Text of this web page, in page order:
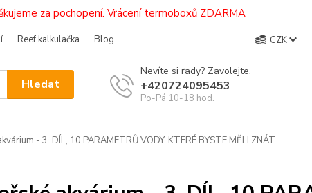
za pochopení. Vrácení termoboxů ZDARMA
Reef kalkulačka Blog CZK
Hledat
Nevíte si rady? Zavolejte.
+420724095453
Po-Pá 10-18 hod.
- 3. DÍL, 10 PARAMETRŮ VODY, KTERÉ BYSTE MĚLI ZNÁT